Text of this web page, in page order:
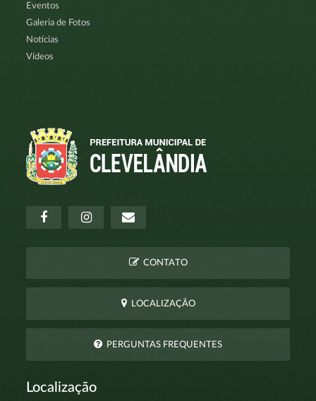
Eventos
Galeria de Fotos
Notícias
Vídeos
CONTATO
LOCALIZAÇÃO
PERGUNTAS FREQUENTES
Localização